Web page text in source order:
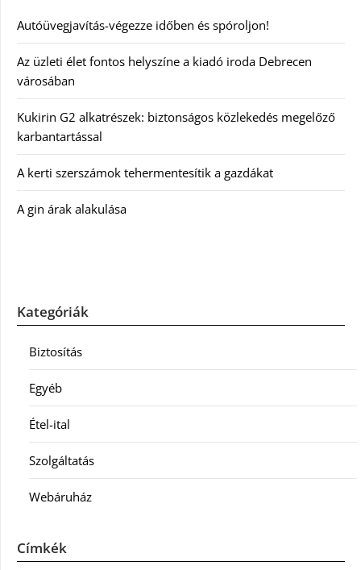
Autóüvegjavítás-végezze időben és spóroljon!
Az üzleti élet fontos helyszíne a kiadó iroda Debrecen
városában
Kukirin G2 alkatrészek: biztonságos közlekedés megelőző
karbantartással
A kerti szerszámok tehermentesítik a gazdákat
A gin árak alakulása
Kategóriák
Biztosítás
Egyéb
Étel-ital
Szolgáltatás
Webáruház
Címkék